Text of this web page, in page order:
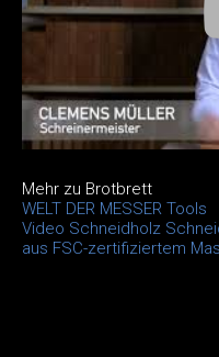
Mehr zu Brotbrett
WELT DER MESSER Tools
Video Schneidholz
aus FSC-zertifiziertem